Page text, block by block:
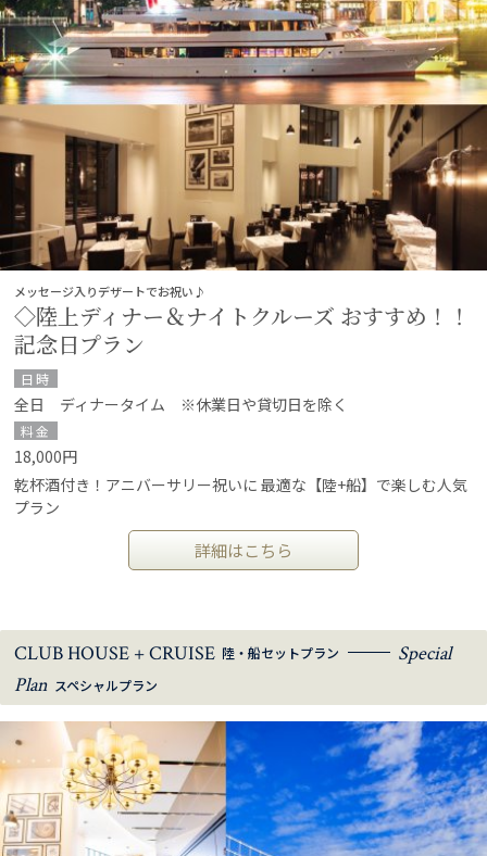
メッセージ入りデザートでお祝い♪
◇陸上ディナー＆ナイトクルーズ おすすめ！！
記念日プラン
日時
全日 ディナータイム ※休業日や貸切日を除く
料金
18,000円
乾杯酒付き！アニバーサリー祝いに 最適な【陸+船】で楽しむ人気
プラン
詳細はこちら
CLUB HOUSE + CRUISE 陸・船セットプラン
Special
Plan スペシャルプラン